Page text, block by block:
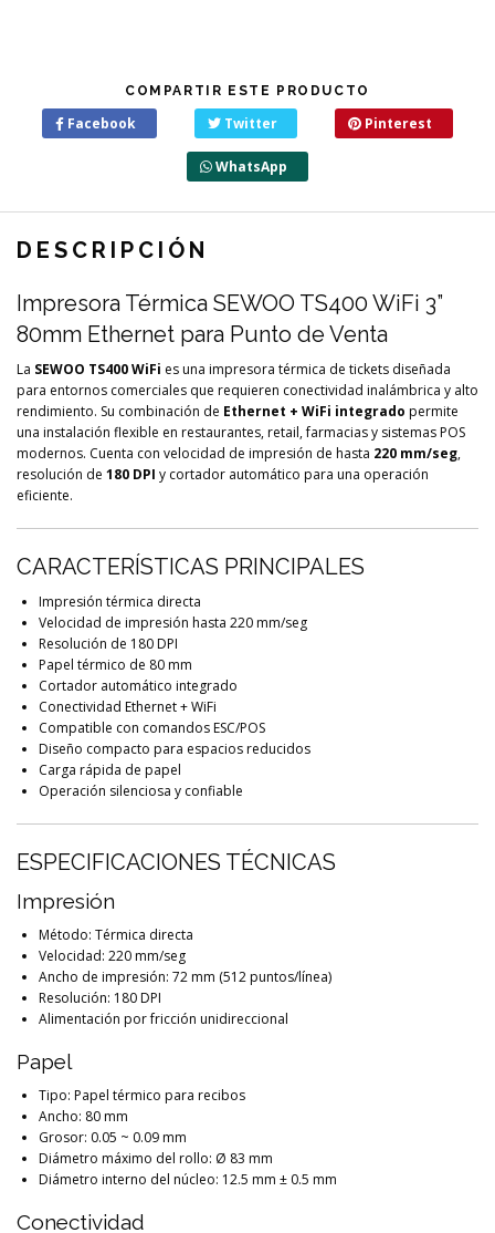
COMPARTIR ESTE PRODUCTO
Facebook Twitter Pinterest
WhatsApp
DESCRIPCIÓN
Impresora Térmica SEWOO TS400 WiFi 3”
80mm Ethernet para Punto de Venta
La SEWOO TS400 WiFi es una impresora térmica de tickets diseñada
para entornos comerciales que requieren conectividad inalámbrica y alto
rendimiento. Su combinación de Ethernet + WiFi integrado permite
una instalación flexible en restaurantes, retail, farmacias y sistemas POS
modernos. Cuenta con velocidad de impresión de hasta 220 mm/seg,
resolución de 180 DPI y cortador automático para una operación
eficiente.
CARACTERÍSTICAS PRINCIPALES
Impresión térmica directa
Velocidad de impresión hasta 220 mm/seg
Resolución de 180 DPI
Papel térmico de 80 mm
Cortador automático integrado
Conectividad Ethernet + WiFi
Compatible con comandos ESC/POS
Diseño compacto para espacios reducidos
Carga rápida de papel
Operación silenciosa y confiable
ESPECIFICACIONES TÉCNICAS
Impresión
Método: Térmica directa
Velocidad: 220 mm/seg
Ancho de impresión: 72 mm (512 puntos/línea)
Resolución: 180 DPI
Alimentación por fricción unidireccional
Papel
Tipo: Papel térmico para recibos
Ancho: 80 mm
Grosor: 0.05 ~ 0.09 mm
Diámetro máximo del rollo: Ø 83 mm
Diámetro interno del núcleo: 12.5 mm ± 0.5 mm
Conectividad